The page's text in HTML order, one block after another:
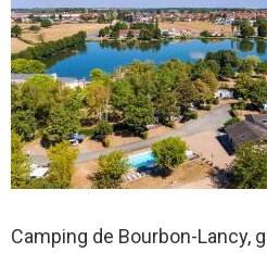
Camping de Bourbon-Lancy,